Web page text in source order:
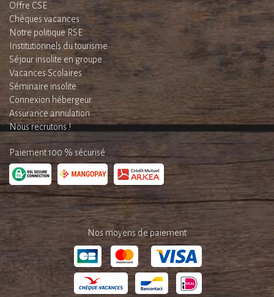
Offre CSE
Chèques vacances
Notre politique RSE
Institutionnels du tourisme
Séjour insolite en groupe
Vacances Scolaires
Séminaire insolite
Connexion hébergeur
Assurance annulation
Nous recrutons !
Paiement 100 % sécurisé
Nos moyens de paiement